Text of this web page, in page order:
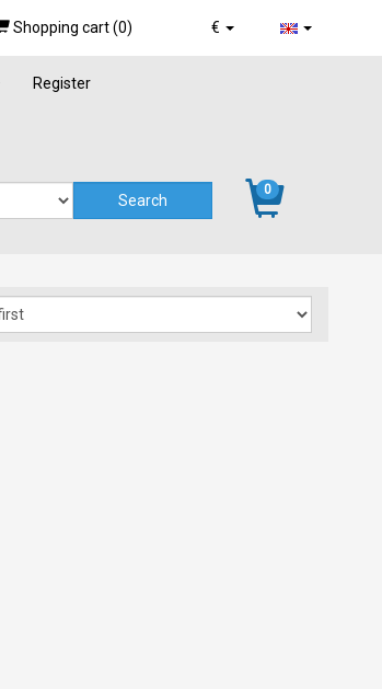
€
Shopping cart (0)
Register
0